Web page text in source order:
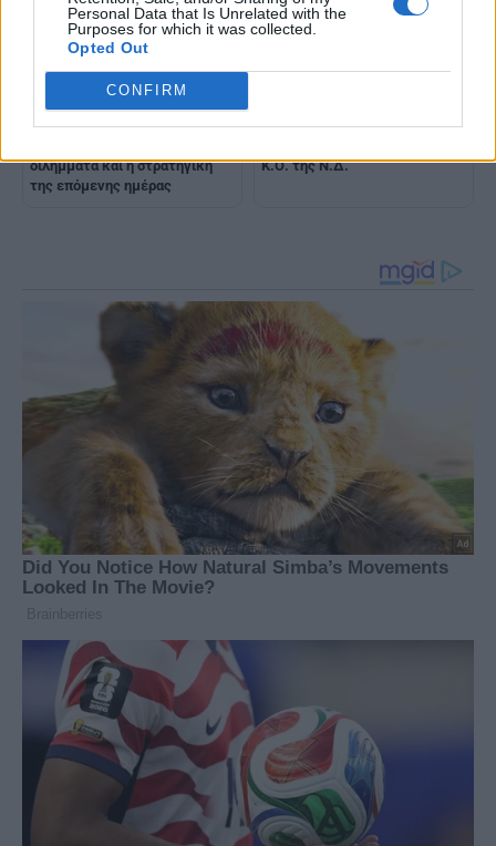
Personal Data that Is Unrelated with the
Purposes for which it was collected.
Opted Out
CONFIRM
Το «μανιφέστο» Μητσοτάκη
διλήμματα και η στρατηγική
της επόμενης ημέρας
Η πολιτική στόχευση και τα
Κ.Ο. της Ν.Δ.